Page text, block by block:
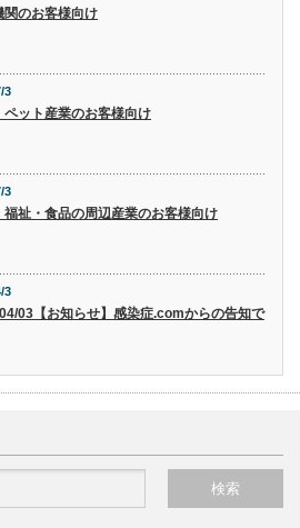
関のお客様向け
3
ペット産業のお客様向け
3
福祉・食品の周辺産業のお客様向け
3
03【お知らせ】感染症.comからの告知で